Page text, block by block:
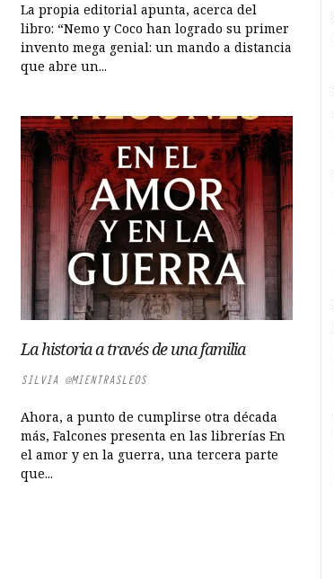
La propia editorial apunta, acerca del
libro: “Nemo y Coco han logrado su primer
invento mega genial: un mando a distancia
que abre un...
La historia a través de una familia
SILVIA @MIENTRASLEOS
Ahora, a punto de cumplirse otra década
más, Falcones presenta en las librerías En
el amor y en la guerra, una tercera parte
que...